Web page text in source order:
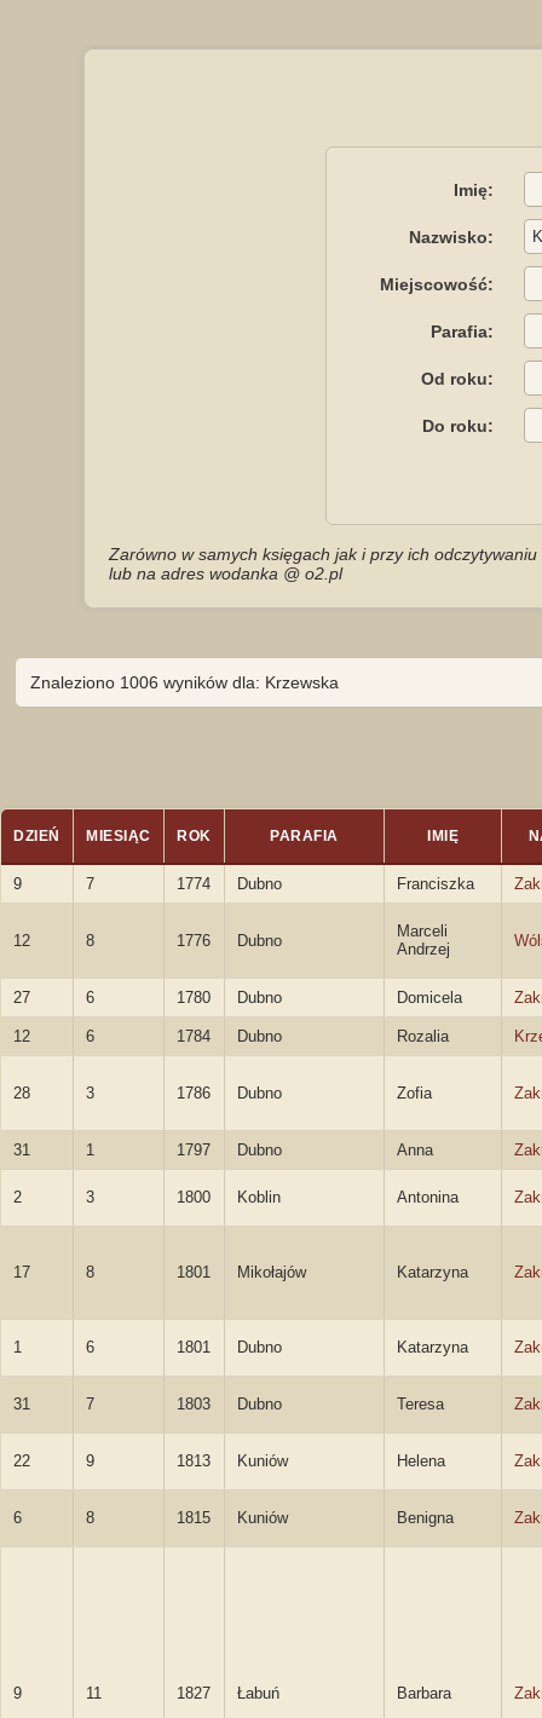
Imię:
Nazwisko:
Miejscowość:
Parafia:
Od roku:
Do roku:
Zarówno w samych księgach jak i przy ich
lub na adres wodanka @ o2.pl
Znaleziono 1006 wyników dla: Krzewska
DZIEŃ MIESIĄC ROK PARAFIA IMIĘ
9 7 1774 Dubno Franciszka
12 8 1776 Dubno
Marceli
Andrzej
27 6 1780 Dubno Domicela
12 6 1784 Dubno Rozalia
28 3 1786 Dubno Zofia
31 1 1797 Dubno Anna
2 3 1800 Koblin Antonina
17 8 1801 Mikołajów Katarzyna
1 6 1801 Dubno Katarzyna
31 7 1803 Dubno Teresa
22 9 1813 Kuniów Helena
6 8 1815 Kuniów Benigna
9 11 1827 Łabuń Barbara